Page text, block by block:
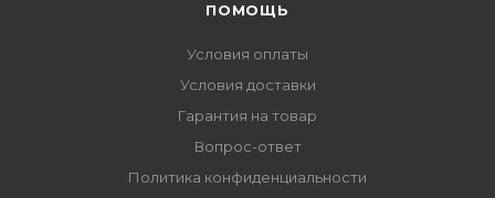
ПОМОЩЬ
Условия оплаты
Условия доставки
Гарантия на товар
Вопрос-ответ
Политика конфиденциальности